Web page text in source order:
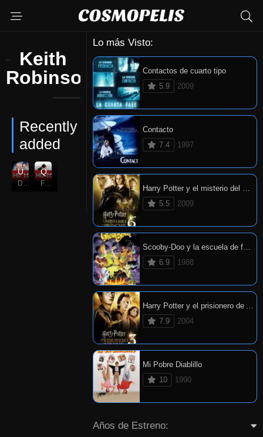
Keith
Robinson
Recently
added
7
HD 1080P
Una Navidad Enamorada
Dec. 07, 2019
6.3
HD 1080P
Querido John
Feb. 04, 2010
Lo más Visto:
Contactos de cuarto tipo
5.9
2009
Contacto
7.4
1997
Harry Potter y el misterio del príncipe
5.5
2009
Scooby-Doo y la escuela de fantasmas
6.9
1988
Harry Potter y el prisionero de Azkaban
7.9
2004
Mi Pobre Diablillo
10
1990
Años de Estreno: